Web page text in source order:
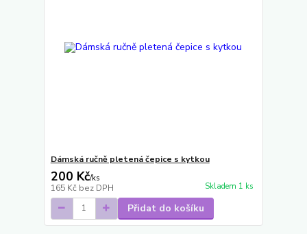
Dámská ručně pletená čepice s kytkou
200 Kč/ks
165 Kč bez DPH Skladem 1 ks
Přidat do košíku